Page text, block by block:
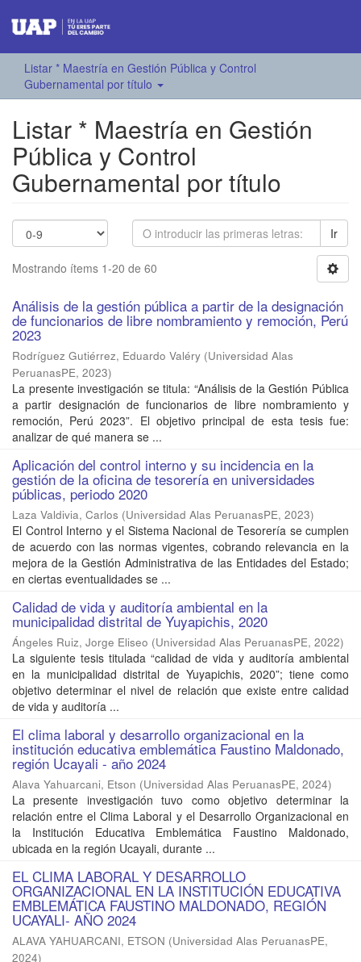
Listar * Maestría en Gestión Pública y Control
Gubernamental por título
Listar * Maestría en Gestión
Pública y Control
Gubernamental por título
Ir
Mostrando ítems 1-20 de 60
Análisis de la gestión pública a partir de la designación
de funcionarios de libre nombramiento y remoción, Perú
2023
Rodríguez Gutiérrez, Eduardo Valéry (Universidad Alas
PeruanasPE, 2023)
La presente investigación se titula: “Análisis de la Gestión Pública
a partir designación de funcionarios de libre nombramiento y
remoción, Perú 2023”. El objetivo principal de esta tesis fue:
analizar de qué manera se ...
Aplicación del control interno y su incidencia en la
gestión de la oficina de tesorería en universidades
públicas, periodo 2020
Laza Valdivia, Carlos (Universidad Alas PeruanasPE, 2023)
El Control Interno y el Sistema Nacional de Tesorería se cumplen
de acuerdo con las normas vigentes, cobrando relevancia en la
mejora de la Gestión Administrativa de las Entidades del Estado;
en ciertas eventualidades se ...
Calidad de vida y auditoría ambiental en la
municipalidad distrital de Yuyapichis, 2020
Ángeles Ruiz, Jorge Eliseo (Universidad Alas PeruanasPE, 2022)
La siguiente tesis titulada “calidad de vida y auditoría ambiental
en la municipalidad distrital de Yuyapichis, 2020”; tiene como
objetivo determinar el nivel de relación que existe entre calidad
de vida y auditoría ...
El clima laboral y desarrollo organizacional en la
institución educativa emblemática Faustino Maldonado,
región Ucayali - año 2024
Alava Yahuarcani, Etson (Universidad Alas PeruanasPE, 2024)
La presente investigación tuvo como objetivo determinar la
relación entre el Clima Laboral y el Desarrollo Organizacional en
la Institución Educativa Emblemática Faustino Maldonado,
ubicada en la región Ucayali, durante ...
EL CLIMA LABORAL Y DESARROLLO
ORGANIZACIONAL EN LA INSTITUCIÓN EDUCATIVA
EMBLEMÁTICA FAUSTINO MALDONADO, REGIÓN
UCAYALI- AÑO 2024
ALAVA YAHUARCANI, ETSON (Universidad Alas PeruanasPE,
2024)